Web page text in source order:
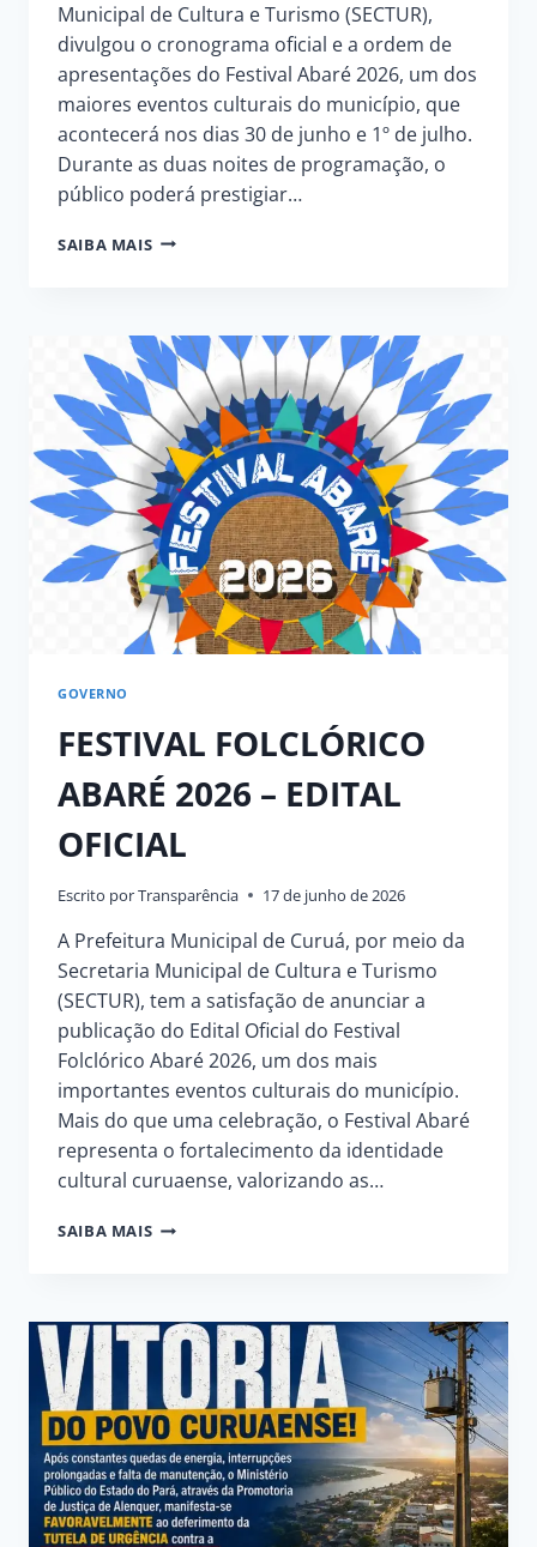
Municipal de Cultura e Turismo (SECTUR),
divulgou o cronograma oficial e a ordem de
apresentações do Festival Abaré 2026, um dos
maiores eventos culturais do município, que
acontecerá nos dias 30 de junho e 1º de julho.
Durante as duas noites de programação, o
público poderá prestigiar…
SAIBA MAISFESTIVAL
OFICIAL
E
ORDEM
DE
APRESENTAÇÕES
DAS
AGREMIAÇÕES
GOVERNO
FESTIVAL FOLCLÓRICO
ABARÉ 2026 – EDITAL
OFICIAL
Escrito porTransparência 17 de junho de 2026
A Prefeitura Municipal de Curuá, por meio da
Secretaria Municipal de Cultura e Turismo
(SECTUR), tem a satisfação de anunciar a
publicação do Edital Oficial do Festival
Folclórico Abaré 2026, um dos mais
importantes eventos culturais do município.
Mais do que uma celebração, o Festival Abaré
representa o fortalecimento da identidade
cultural curuaense, valorizando as…
SAIBA MAISFESTIVAL
–
EDITAL
OFICIAL